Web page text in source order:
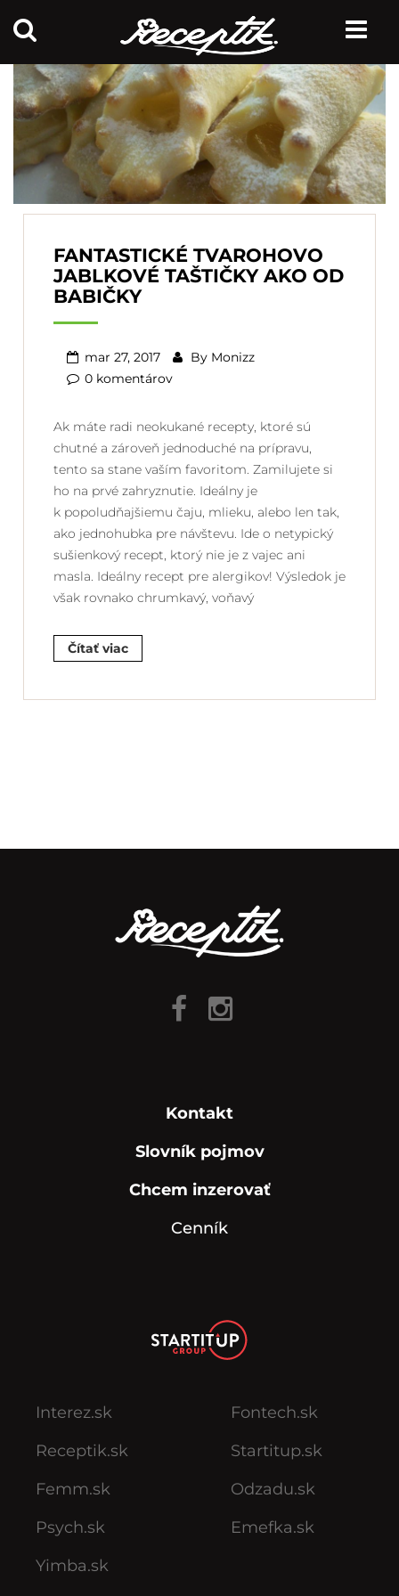
FANTASTICKÉ TVAROHOVO
JABLKOVÉ TAŠTIČKY AKO OD
BABIČKY
mar 27, 2017 By Monizz
0 komentárov
Ak máte radi neokukané recepty, ktoré sú
chutné a zároveň jednoduché na prípravu,
tento sa stane vaším favoritom. Zamilujete si
ho na prvé zahryznutie. Ideálny je
k popoludňajšiemu čaju, mlieku, alebo len tak,
ako jednohubka pre návštevu. Ide o netypický
sušienkový recept, ktorý nie je z vajec ani
masla. Ideálny recept pre alergikov! Výsledok je
však rovnako chrumkavý, voňavý
Čítať viac
Kontakt
Slovník pojmov
Chcem inzerovať
Cenník
Interez.sk
Receptik.sk
Femm.sk
Psych.sk
Yimba.sk
Fontech.sk
Startitup.sk
Odzadu.sk
Emefka.sk